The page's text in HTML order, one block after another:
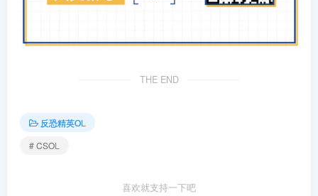
THE END
反恐精英OL
# CSOL
喜欢就支持一下吧